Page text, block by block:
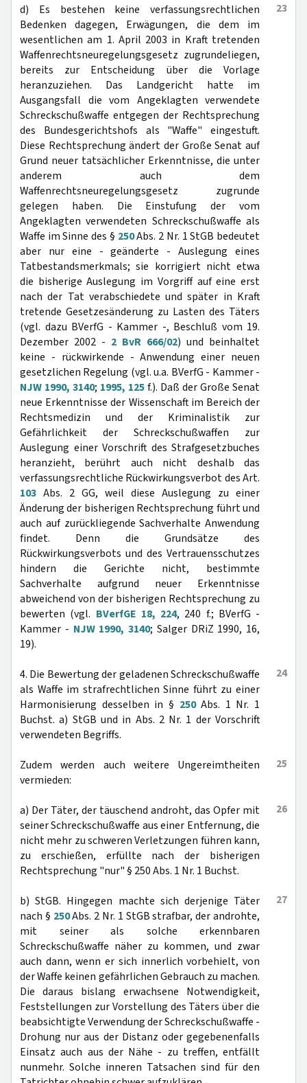
23
d) Es bestehen keine verfassungsrechtlichen
Bedenken dagegen, Erwägungen, die dem im
wesentlichen am 1. April 2003 in Kraft tretenden
Waffenrechtsneuregelungsgesetz zugrundeliegen,
bereits zur Entscheidung über die Vorlage
heranzuziehen. Das Landgericht hatte im
Ausgangsfall die vom Angeklagten verwendete
Schreckschußwaffe entgegen der Rechtsprechung
des Bundesgerichtshofs als "Waffe" eingestuft.
Diese Rechtsprechung ändert der Große Senat auf
Grund neuer tatsächlicher Erkenntnisse, die unter
anderem auch dem
Waffenrechtsneuregelungsgesetz zugrunde
gelegen haben. Die Einstufung der vom
Angeklagten verwendeten Schreckschußwaffe als
Waffe im Sinne des § 250Abs. 2 Nr. 1 StGB bedeutet
aber nur eine - geänderte - Auslegung eines
Tatbestandsmerkmals; sie korrigiert nicht etwa
die bisherige Auslegung im Vorgriff auf eine erst
nach der Tat verabschiedete und später in Kraft
tretende Gesetzesänderung zu Lasten des Täters
(vgl. dazu BVerfG - Kammer -, Beschluß vom 19.
Dezember 2002 - 2 BvR 666/02) und beinhaltet
keine - rückwirkende - Anwendung einer neuen
gesetzlichen Regelung (vgl. u.a. BVerfG - Kammer -
NJW 1990, 3140; 1995, 125f.). Daß der Große Senat
neue Erkenntnisse der Wissenschaft im Bereich der
Rechtsmedizin und der Kriminalistik zur
Gefährlichkeit der Schreckschußwaffen zur
Auslegung einer Vorschrift des Strafgesetzbuches
heranzieht, berührt auch nicht deshalb das
verfassungsrechtliche Rückwirkungsverbot des Art.
103 Abs. 2 GG, weil diese Auslegung zu einer
Änderung der bisherigen Rechtsprechung führt und
auch auf zurückliegende Sachverhalte Anwendung
findet. Denn die Grundsätze des
Rückwirkungsverbots und des Vertrauensschutzes
hindern die Gerichte nicht, bestimmte
Sachverhalte aufgrund neuer Erkenntnisse
abweichend von der bisherigen Rechtsprechung zu
bewerten (vgl. BVerfGE 18, 224, 240 f.; BVerfG -
Kammer - NJW 1990, 3140; Salger DRiZ 1990, 16,
19).
24
4. Die Bewertung der geladenen Schreckschußwaffe
als Waffe im strafrechtlichen Sinne führt zu einer
Harmonisierung desselben in § 250Abs. 1 Nr. 1
Buchst. a) StGB und in Abs. 2 Nr. 1 der Vorschrift
verwendeten Begriffs.
25
Zudem werden auch weitere Ungereimtheiten
vermieden:
26
a) Der Täter, der täuschend androht, das Opfer mit
seiner Schreckschußwaffe aus einer Entfernung, die
nicht mehr zu schweren Verletzungen führen kann,
zu erschießen, erfüllte nach der bisherigen
Rechtsprechung "nur" § 250 Abs. 1 Nr. 1 Buchst.
27
b) StGB. Hingegen machte sich derjenige Täter
nach § 250Abs. 2 Nr. 1 StGB strafbar, der androhte,
mit seiner als solche erkennbaren
Schreckschußwaffe näher zu kommen, und zwar
auch dann, wenn er sich innerlich vorbehielt, von
der Waffe keinen gefährlichen Gebrauch zu machen.
Die daraus bislang erwachsene Notwendigkeit,
Feststellungen zur Vorstellung des Täters über die
beabsichtigte Verwendung der Schreckschußwaffe -
Drohung nur aus der Distanz oder gegebenenfalls
Einsatz auch aus der Nähe - zu treffen, entfällt
nunmehr. Solche inneren Tatsachen sind für den